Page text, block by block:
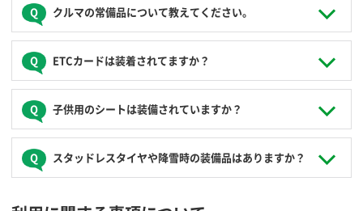
クルマの常備品について教えてください。
各ステーションに配置されているクルマの装備、常備品につ
いては、ステーション情報で確認ができます。
ETCカードは装着されてますか？
ETC車載器は全車※装備されていますが、ETCカードは会員
様がご用意ください。
※有料道路のない離島に配置されている一部車両にはETC車
子供用のシートは装備されていますか？
申し訳ありません。同乗するお子様に適合するシートはお客
様にてご用意ください。なお、６歳未満のお子様は、法令で
チャイルドシートの装着が義務付けられています。
スタッドレスタイヤや降雪時の装備品はありますか？